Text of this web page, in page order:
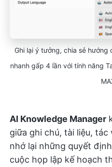
Ghi lại ý tưởng, chia sẻ hướng
nhanh gấp 4 lần với tính năng
AI Knowledge Manager
giữa ghi chú, tài liệu, tác
nhớ lại những quyết
cuộc họp lập kế hoạch